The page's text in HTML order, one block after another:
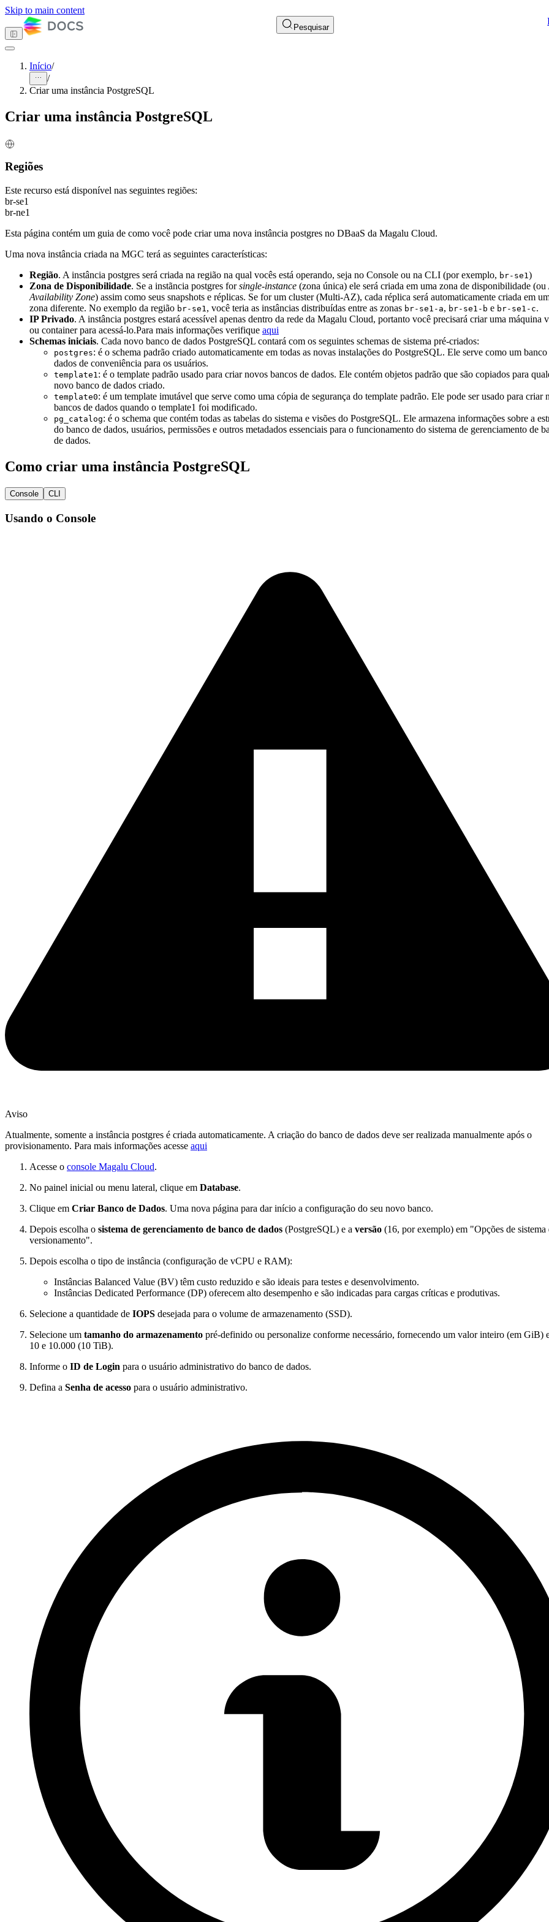
Skip to main content
Pesquisar
Tema escuro
Redes
Visão Geral
Criar uma instância
Modificar uma
instância postgres
Ligar e Desligar uma
instância postgres
Excluir uma instância
Prevenir exclusão
acidental
Ver os detalhes da
instância postgres
Conectar e Configurar
Replicação
Backups e Restauração
Segurança e Monitoramento
Troubleshooting
Referência da API
Gerenciamento de contêineres
DevOps & Ferramentas
Identidade e gestão de acessos
Segurança
Public preview
Release Notes
Início/
/
Criar uma instância PostgreSQL
Criar uma instância PostgreSQL
Regiões
Este recurso está disponível nas seguintes regiões:
br-se1
br-ne1
Esta página contém um guia de como você pode criar uma nova instância postgres no DBaaS da Magalu Cloud.
Uma nova instância criada na MGC terá as seguintes características:
Região. A instância postgres será criada na região na qual vocês está operando, seja no Console ou na CLI (por exemplo, br-se1)
Zona de Disponibilidade. Se a instãncia postgres forsingle-instance (zona única) ele será criada em uma zona de disponibilidade
Availability Zone) assim como seus snapshots e réplicas. Se for um cluster (Multi-AZ), cada réplica será automaticamente criada em
zona diferente. No exemplo da região br-se1, você teria as instâncias distribuídas entre as zonas br-se1-a, br-se1-b e br-se1-c.
IP Privado. A instância postgres estará acessível apenas dentro da rede da Magalu Cloud, portanto você precisará criar uma máquina
ou container para acessá-lo.Para mais informações verifique aqui
Schemas iniciais. Cada novo banco de dados PostgreSQL contará com os seguintes schemas de sistema pré-criados:
postgres: é o schema padrão criado automaticamente em todas as novas instalações do PostgreSQL. Ele serve como um banco
dados de conveniência para os usuários.
template1: é o template padrão usado para criar novos bancos de dados. Ele contém objetos padrão que são copiados para
novo banco de dados criado.
template0: é um template imutável que serve como uma cópia de segurança do template padrão. Ele pode ser usado para criar
bancos de dados quando o template1 foi modificado.
pg_catalog: é o schema que contém todas as tabelas do sistema e visões do PostgreSQL. Ele armazena informações sobre a
do banco de dados, usuários, permissões e outros metadados essenciais para o funcionamento do sistema de gerenciamento de
de dados.
Como criar uma instância PostgreSQL
Console CLI
Usando o Console
Aviso
Atualmente, somente a instância postgres é criada automaticamente. A criação do banco de dados deve ser realizada manualmente após o
provisionamento. Para mais informações acesse aqui
Acesse o console Magalu Cloud.
No painel inicial ou menu lateral, clique em Database.
Clique em Criar Banco de Dados. Uma nova página para dar início a configuração do seu novo banco.
Depois escolha o sistema de gerenciamento de banco de dados (PostgreSQL) e a versão (16, por exemplo) em "Opções de sistema
versionamento".
Depois escolha o tipo de instância (configuração de vCPU e RAM):
Instâncias Balanced Value (BV) têm custo reduzido e são ideais para testes e desenvolvimento.
Instâncias Dedicated Performance (DP) oferecem alto desempenho e são indicadas para cargas críticas e produtivas.
Selecione a quantidade de IOPS desejada para o volume de armazenamento (SSD).
Selecione um tamanho do armazenamento pré-definido ou personalize conforme necessário, fornecendo um valor inteiro (em GiB)
10 e 10.000 (10 TiB).
Informe o ID de Login para o usuário administrativo do banco de dados.
Defina a Senha de acesso para o usuário administrativo.